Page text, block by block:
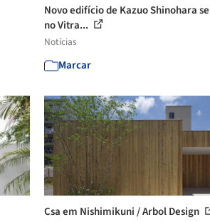
Novo edifício de Kazuo Shinohara
no Vitra...
Notícias
Marcar
Csa em Nishimikuni / Arbol Design